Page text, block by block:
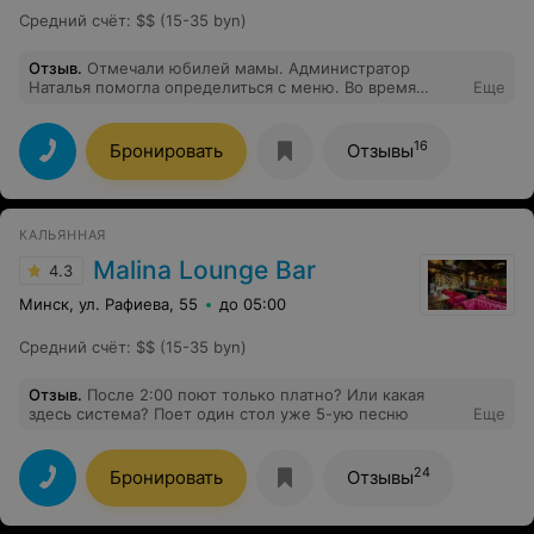
Средний счёт: $$ (15-35 byn)
Отзыв. Отмечали юбилей мамы. Администратор
Наталья помогла определиться с меню. Во время
гостям, обслуживание на высоте. Спасибо девочки!
Всем очень понравилась еда, спасибо шеф-повару.
Хорошее место для проведения семейных
мероприятий.
Еще
Бронировать Отзывы16
КАЛЬЯННАЯ
4.3 Malina Lounge Bar
Минск, ул. Рафиева, 55 до 05:00
Средний счёт: $$ (15-35 byn)
Отзыв. После 2:00 поют только платно? Или какая
здесь система? Поет один стол уже 5-ую песню
Еще
Бронировать Отзывы24